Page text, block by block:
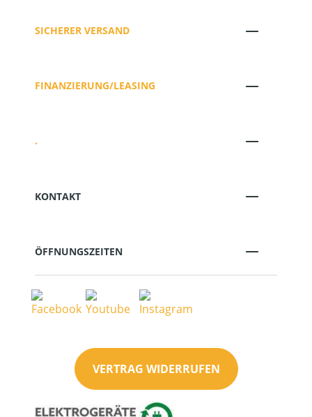
SICHERER VERSAND
FINANZIERUNG/LEASING
.
KONTAKT
ÖFFNUNGSZEITEN
VERTRAG WIDERRUFEN